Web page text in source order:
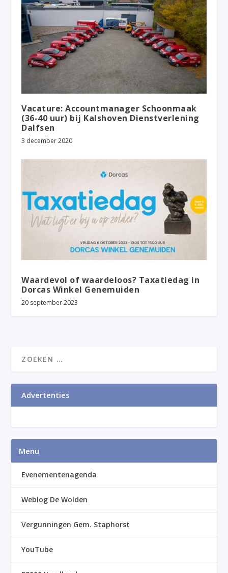
Vacature: Accountmanager Schoonmaak
(36-40 uur) bij Kalshoven Dienstverlening
Dalfsen
3 december 2020
Waardevol of waardeloos? Taxatiedag in
Dorcas Winkel Genemuiden
20 september 2023
Advertenties
Menu
Evenementenagenda
Weblog De Wolden
Vergunningen Gem. Staphorst
YouTube